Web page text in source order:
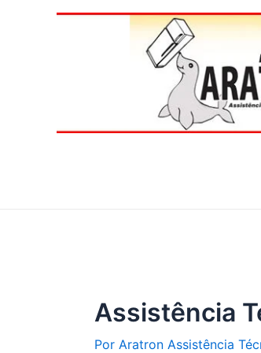
Assistência
Por Aratron Assistência